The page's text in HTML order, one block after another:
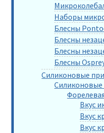
Наборы
Блесны
Блесны
Блесны
Блесны
Силиконовые
Силиконовые
Вкус
Вкус
Вкус